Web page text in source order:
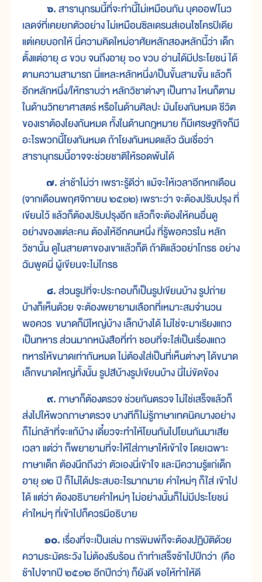
๖.สารานุกรมนี้ที่จะทำนี้ไม่เหมือนกัน บุคออฟโนว
เลดจ์ที่เคยยกตัวอย่าง ไม่เหมือนซิลเดรนส์เอนไซโครปิเดีย
แต่เคยบอกให้ นี่ความคิดใหม่อาศัยหลักสองหลักนี้ว่า เด็ก
ตั้งแต่อายุ ๘ ขวบ จนถึงอายุ ๖๐ ขวบ อ่านได้มีประโยชน์ ได้
ตามความสามารถ นี่แหละหลักหนึ่ง/เป็นขั้นสามขั้น แล้วก็
อีกหลักหนึ่ง/ให้ทราบว่า หลักวิชาต่างๆ เป็นทาง ไหนก็ตาม
ในด้านวิทยาศาสตร์ หรือในด้านศิลปะ มันโยงกันหมด ชีวิต
ของเราต้องโยงกันหมด ทั้งในด้านกฎหมาย ก็มีเศรษฐกิจก็มี
อะไรพวกนี้โยงกันหมด ถ้าโยงกันหมดแล้ว ฉันเชื่อว่า
สารานุกรมนี้อาจจะช่วยชาติให้รอดพ้นได้
๗.ล่าช้าไม่ว่า เพราะรู้ดีว่า แม้จะให้เวลาอีกหกเดือน
(จากเดือนพฤศจิกายน ๒๕๑๒) เพราะว่า จะต้องปรับปรุง ที่
เขียนไว้ แล้วก็ต้องปรับปรุงอีก แล้วก็จะต้องให้คนอื่นดู
อย่างของแต่ละคน ต้องให้อีกคนหนึ่ง ที่รู้พอควรใน หลัก
วิชานั้น ดูในสายตาของเขาแล้วก็ติ ถ้าติแล้วอย่าโกรธ อย่าง
ฉันพูดนี่ ผู้เขียนจะไม่โกรธ
๘.ส่วนรูปที่จะประกอบก็เป็นรูปเขียนบ้าง รูปถ่าย
บ้างก็เห็นด้วย จะต้องพยายามเลือกที่เหมาะสมจำนวน
พอควร ขนาดก็มีใหญ่บ้าง เล็กบ้างได้ ไม่ใช่จะมาเรียงแถว
เป็นทหาร ส่วนมากหนังสือที่ทำ ชอบที่จะใส่เป็นเรื่องแถว
ทหารให้ขนาดเท่ากันหมด ไม่ต้องใส่เป็นที่เห็นต่างๆ ได้ขนาด
เล็กขนาดใหญ่ทั้งนั้น รูปสีบ้างรูปเขียนบ้าง นี่ไม่ขัดข้อง
๙.ภาษาก็ต้องตรวจ ช่วยกันตรวจ ไม่ใช่เสร็จแล้วก็
ส่งไปให้พวกภาษาตรวจ บางทีก็ไม่รู้ภาษาเทคนิคบางอย่าง
ก็ไม่กล้าที่จะแก้บ้าง เดี๋ยวจะทำให้โยนกันไปโยนกันมาเสีย
เวลา แต่ว่า ก็พยายามที่จะให้ใส่ภาษาให้เข้าใจ โดยเฉพาะ
ภาษาเด็ก ต้องนึกถึงว่า ตัวเองนี่เข้าใจ และมีความรู้แก่เด็ก
อายุ ๑๒ ปี ก็ไม่ได้ประสบอะไรมากมาย คำใหม่ๆ ก็ใส่ เข้าไป
ได้ แต่ว่า ต้องอธิบายคำใหม่ๆ ไม่อย่างนั้นก็ไม่มีประโยชน์
คำใหม่ๆ ที่เข้าไปก็ควรมีอธิบาย
๑๐. เรื่องที่จะเป็นเล่ม การพิมพ์ก็จะต้องปฏิบัติด้วย
ความระมัดระวัง ไม่ต้องรีบร้อน ถ้าทำเสร็จช้าไปปีกว่า (คือ
ช้าไปจากปี ๒๕๑๒ อีกปีกว่า) ก็ยังดี ขอให้ทำให้ดี